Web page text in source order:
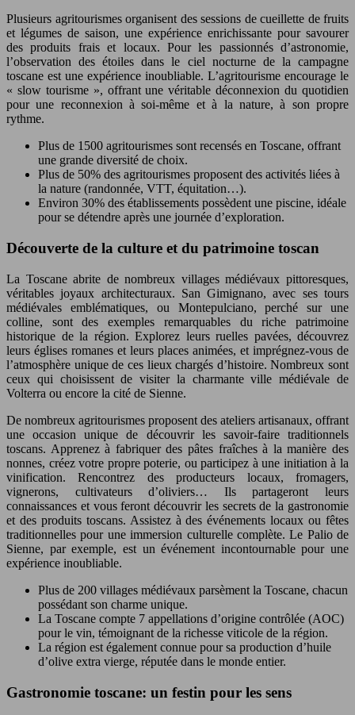
Plusieurs agritourismes organisent des sessions de cueillette de fruits
et légumes de saison, une expérience enrichissante pour savourer
des produits frais et locaux. Pour les passionnés d’astronomie,
l’observation des étoiles dans le ciel nocturne de la campagne
toscane est une expérience inoubliable. L’agritourisme encourage le
« slow tourisme », offrant une véritable déconnexion du quotidien
pour une reconnexion à soi-même et à la nature, à son propre
rythme.
Plus de 1500 agritourismes sont recensés en Toscane, offrant
une grande diversité de choix.
Plus de 50% des agritourismes proposent des activités liées à
la nature (randonnée, VTT, équitation…).
Environ 30% des établissements possèdent une piscine, idéale
pour se détendre après une journée d’exploration.
Découverte de la culture et du patrimoine toscan
La Toscane abrite de nombreux villages médiévaux pittoresques,
véritables joyaux architecturaux. San Gimignano, avec ses tours
médiévales emblématiques, ou Montepulciano, perché sur une
colline, sont des exemples remarquables du riche patrimoine
historique de la région. Explorez leurs ruelles pavées, découvrez
leurs églises romanes et leurs places animées, et imprégnez-vous de
l’atmosphère unique de ces lieux chargés d’histoire. Nombreux sont
ceux qui choisissent de visiter la charmante ville médiévale de
Volterra ou encore la cité de Sienne.
De nombreux agritourismes proposent des ateliers artisanaux, offrant
une occasion unique de découvrir les savoir-faire traditionnels
toscans. Apprenez à fabriquer des pâtes fraîches à la manière des
nonnes, créez votre propre poterie, ou participez à une initiation à la
vinification. Rencontrez des producteurs locaux, fromagers,
vignerons, cultivateurs d’oliviers… Ils partageront leurs
connaissances et vous feront découvrir les secrets de la gastronomie
et des produits toscans. Assistez à des événements locaux ou fêtes
traditionnelles pour une immersion culturelle complète. Le Palio de
Sienne, par exemple, est un événement incontournable pour une
expérience inoubliable.
Plus de 200 villages médiévaux parsèment la Toscane, chacun
possédant son charme unique.
La Toscane compte 7 appellations d’origine contrôlée (AOC)
pour le vin, témoignant de la richesse viticole de la région.
La région est également connue pour sa production d’huile
d’olive extra vierge, réputée dans le monde entier.
Gastronomie toscane: un festin pour les sens